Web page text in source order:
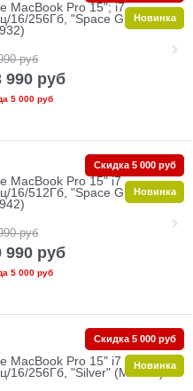
MacBook Pro 15"; i7
16/256Гб, "Space Grey";
руб
990 руб
5 000 руб
Новинка
MacBook Pro 15" i7
16/512Гб, "Space Grey"
руб
990 руб
5 000 руб
Скидка 5 000 руб
Новинка
MacBook Pro 15" i7
16/256Гб, "Silver" (MR962)
Скидка 5 000 руб
Новинка